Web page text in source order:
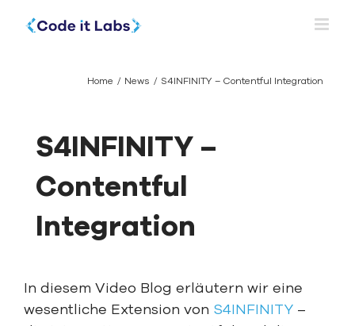
Home News S4INFINITY – Contentful Integration
S4INFINITY –
Contentful
Integration
In diesem Video Blog erläutern wir eine
wesentliche Extension von S4INFINITY–